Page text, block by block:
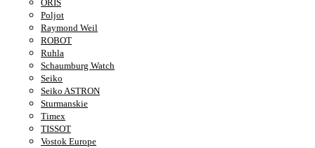
ORIS
Poljot
Raymond Weil
ROBOT
Ruhla
Schaumburg Watch
Seiko
Seiko ASTRON
Sturmanskie
Timex
TISSOT
Vostok Europe